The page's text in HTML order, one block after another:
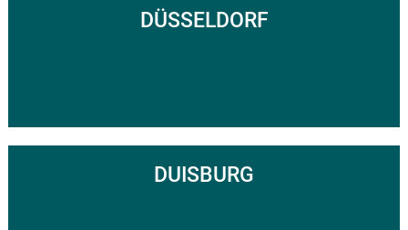
DÜSSELDORF
DUISBURG